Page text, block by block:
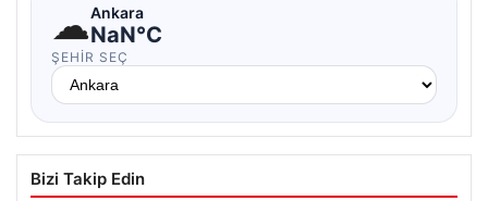
☁Ankara
NaN°C
ŞEHIR SEÇ
Bizi Takip Edin